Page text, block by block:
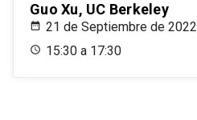
Guo Xu, UC Berkeley
21 de Septiembre de 2022
15:30 a 17:30